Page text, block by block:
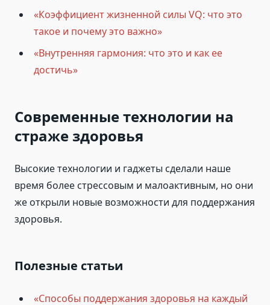
«Коэффициент жизненной силы VQ: что это
такое и почему это важно»
«Внутренняя гармония: что это и как ее
достичь»
Современные технологии на
страже здоровья
Высокие технологии и гаджеты сделали наше
время более стрессовым и малоактивным, но они
же открыли новые возможности для поддержания
здоровья.
Полезные статьи
«Способы поддержания здоровья на каждый